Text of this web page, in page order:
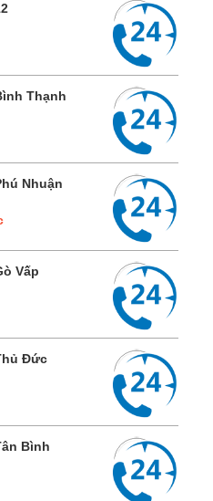
Thạnh
Nhuận
Vấp
Đức
Bình